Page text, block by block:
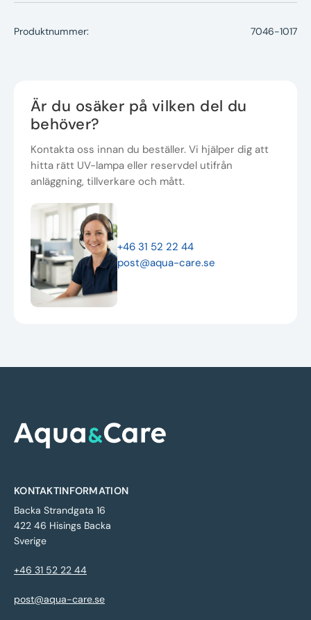
Produktnummer: 7046-1017
Är du osäker på vilken del du
behöver?
Kontakta oss innan du beställer. Vi hjälper dig att
hitta rätt UV-lampa eller reservdel utifrån
anläggning, tillverkare och mått.
+46 31 52 22 44
post@aqua-care.se
KONTAKTINFORMATION
Backa Strandgata 16
422 46 Hisings Backa
Sverige
+46 31 52 22 44
post@aqua-care.se